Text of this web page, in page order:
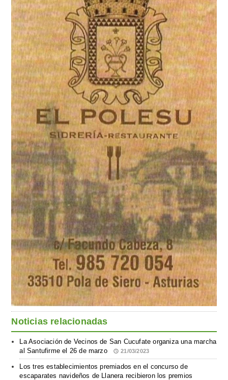
Noticias relacionadas
La Asociación de Vecinos de San Cucufate organiza una marcha
al Santufirme el 26 de marzo
21/03/2023
Los tres establecimientos premiados en el concurso de
escaparates navideños de Llanera recibieron los premios